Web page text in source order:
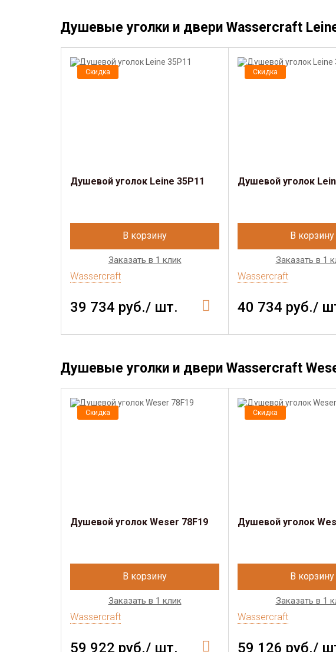
Душевые уголки и двери Wassercraft
Скидка
Душевой уголок Leine 35P11
В корзину
Заказать в 1 клик
Wassercraft
39 734 руб./ шт.
Скидка
Душевой уголок
В корзину
Заказать в 1
Wassercraft
40 734 руб./
Душевые уголки и двери Wassercraft
Скидка
Душевой уголок Weser 78F19
В корзину
Заказать в 1 клик
Wassercraft
59 922 руб./ шт.
Скидка
Душевой уголок
В корзину
Заказать в 1
Wassercraft
59 126 руб./